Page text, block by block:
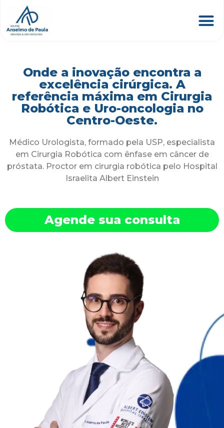
Onde a inovação encontra a
excelência cirúrgica. A
referência máxima em Cirurgia
Robótica e Uro-oncologia no
Centro-Oeste.
Médico Urologista, formado pela USP, especialista
em Cirurgia Robótica com ênfase em câncer de
próstata. Proctor em cirurgia robótica pelo Hospital
Israelita Albert Einstein
Agende sua consulta